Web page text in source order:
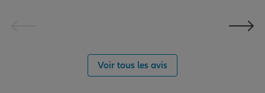
Voir tous les avis